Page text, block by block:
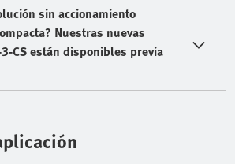
sin accionamiento
Nuestras nuevas
CS están disponibles previa